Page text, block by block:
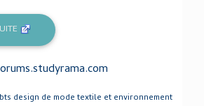
bts design de mode textile et environnement